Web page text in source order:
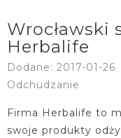
Wrocławski
Herbalife
Dodane: 2017-01-26
Odchudzanie
Firma Herbalife to
swoje produkty